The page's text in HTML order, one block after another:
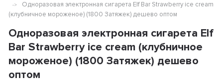
Одноразовая электронная сигарета Elf Bar Strawberry ice cream
(клубничное мороженое) (1800 Затяжек) дешево оптом
Одноразовая электронная сигарета Elf
Bar Strawberry ice cream (клубничное
мороженое) (1800 Затяжек) дешево
оптом